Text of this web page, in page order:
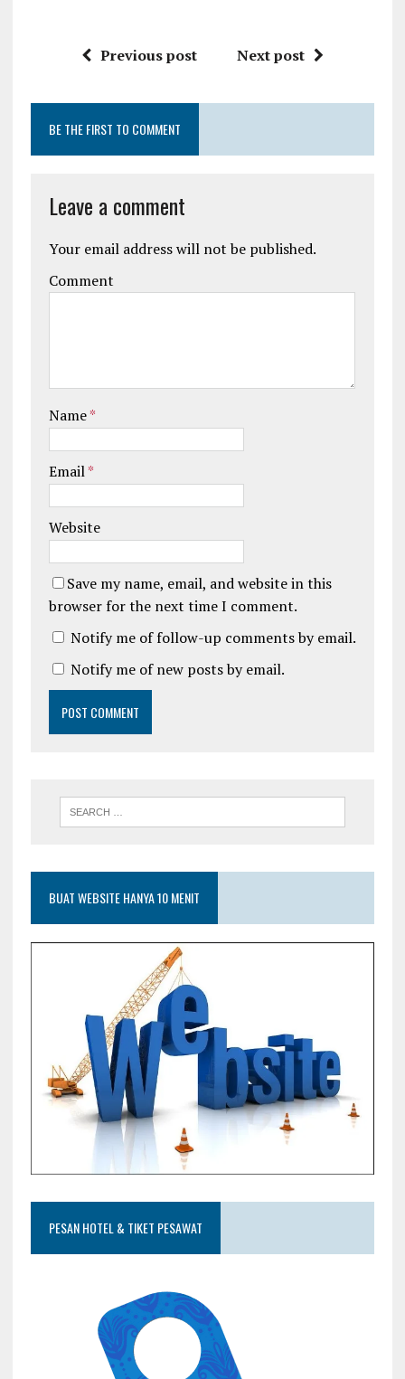
Previous post Next post
BE THE FIRST TO COMMENT
Leave a comment
Your email address will not be published.
Comment
Name*
Email*
Website
Save my name, email, and website in this
browser for the next time I comment.
Notify me of follow-up comments by email.
Notify me of new posts by email.
BUAT WEBSITE HANYA 10 MENIT
PESAN HOTEL & TIKET PESAWAT